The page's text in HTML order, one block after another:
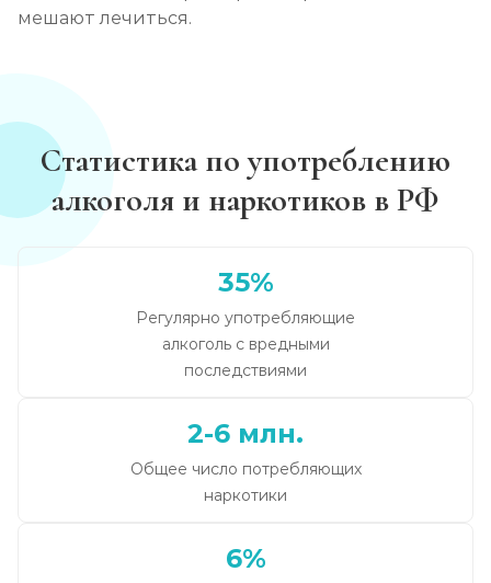
мешают лечиться.
Статистика по употреблению
алкоголя и наркотиков в РФ
35%
Регулярно употребляющие
алкоголь с вредными
последствиями
2-6 млн.
Общее число потребляющих
наркотики
6%